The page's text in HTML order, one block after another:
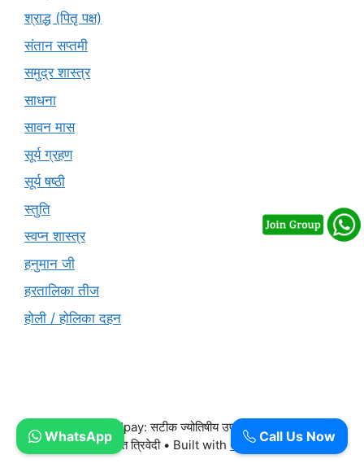
श्राद्ध (पितृ पक्ष)
संतान सप्तमी
समुद्र शास्त्र
साधना
सावन मास
सूर्य ग्रहण
सूर्य षष्ठी
स्तुति
स्वप्न शास्त्र
हनुमान जी
हरतालिका तीज
होली / होलिका दहन
© 2026 Free Upay: सटीक ज्योतिषीय उपाय और वास्तु परामर्श -
आचार्य पंडित ललित त्रिवेदी• Built with GeneratePress
Call Us Now
WhatsApp